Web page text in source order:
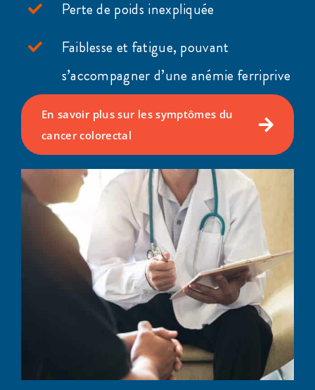
Perte de poids inexpliquée
Faiblesse et fatigue, pouvant
s’accompagner d’une anémie ferriprive
En savoir plus sur les symptômes du
cancer colorectal